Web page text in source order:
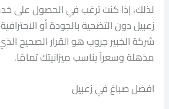
لذلك، إذا كنت ترغب في الحصول على
زعبيل دون التضحية بالجودة أو
شركة الخبير جروب هو القرار الصحيح
مذهلة وسعراً يناسب ميزانيتك تمامًا.
افضل صباغ في زعبيل